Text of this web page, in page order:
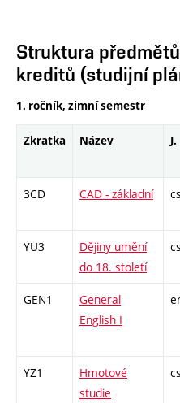
Struktura
kreditů (studijní
1. ročník, zimní semestr
Zkratka Název J.
3CD CAD - základní cs
YU3
Dějiny umění
do 18. století
cs
GEN1
General
English I
YZ1
Hmotové
studie
cs